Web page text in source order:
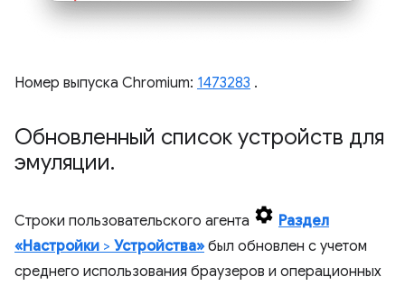
Номер выпуска Chromium: 1473283 .
Обновленный список устройств для
эмуляции.
Строки пользовательского агента
Раздел
«Настройки > Устройства» был обновлен с учетом
среднего использования браузеров и операционных